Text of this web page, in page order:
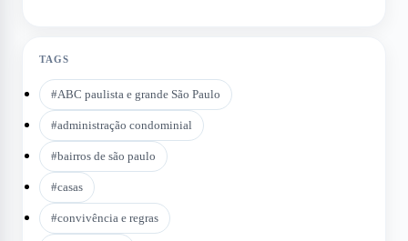
TAGS
#ABC paulista e grande São Paulo
#administração condominial
#bairros de são paulo
#casas
#convivência e regras